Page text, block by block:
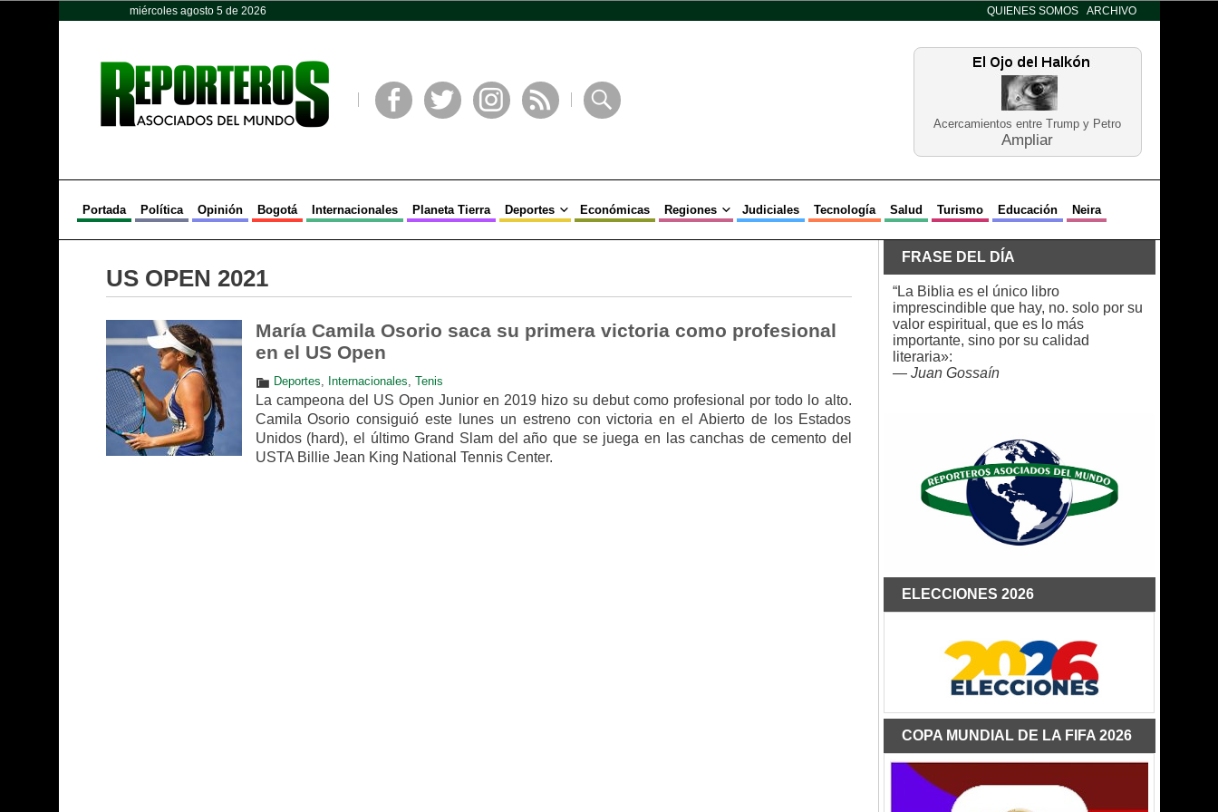
miércoles agosto 5 de 2026 QUIENES SOMOS ARCHIVO
Acercamientos entre Trump y Petro
Ampliar
Portada Política Opinión Bogotá Internacionales Planeta Tierra Deportes Económicas Regiones Judiciales Tecnología Salud Turismo Educación Neira
US OPEN 2021
María Camila Osorio saca su primera victoria como profesional
en el US Open
Deportes, Internacionales, Tenis
La campeona del US Open Junior en 2019 hizo su debut como profesional por todo lo alto.
Camila Osorio consiguió este lunes un estreno con victoria en el Abierto de los Estados
Unidos (hard), el último Grand Slam del año que se juega en las canchas de cemento del
USTA Billie Jean King National Tennis Center.
FRASE DEL DÍA
“La Biblia es el único libro
imprescindible que hay, no. solo por su
valor espiritual, que es lo más
importante, sino por su calidad
literaria»:
— Juan Gossaín
ELECCIONES 2026
COPA MUNDIAL DE LA FIFA 2026
Opinión Política